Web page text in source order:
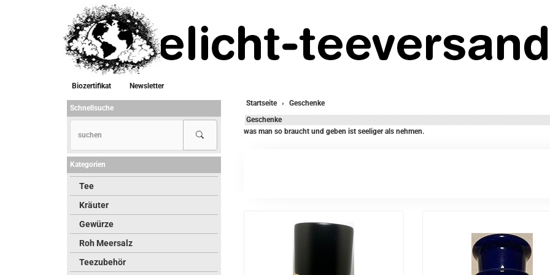
Biozertifikat
Newsletter
Startseite
Geschenke
Geschenke
was man so braucht und geben ist seeliger als nehmen.
Schnellsuche
Kategorien
Tee
Kräuter
Gewürze
Roh Meersalz
Teezubehör